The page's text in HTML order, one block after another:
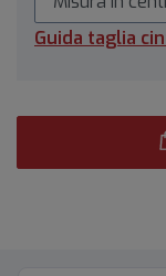
Guida taglia